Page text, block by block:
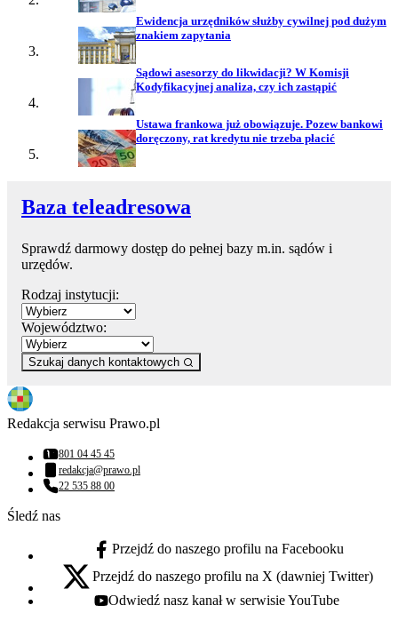
Ewidencja urzędników służby cywilnej pod dużym
znakiem zapytania
Sądowi asesorzy do likwidacji? W Komisji
Kodyfikacyjnej analiza, czy ich zastąpić
Ustawa frankowa już obowiązuje. Pozew bankowi
doręczony, rat kredytu nie trzeba płacić
Baza teleadresowa
Sprawdź darmowy dostęp do pełnej bazy m.in. sądów i
urzędów.
Rodzaj instytucji:
Województwo:
Szukaj danych kontaktowych
Redakcja serwisu Prawo.pl
Numer telefonu:
801 04 45 45
Adres email:
redakcja@prawo.pl
Numer telefonu:
22 535 88 00
Śledź nas
facebook - otwiera się w nowej karcie
Przejdź do naszego profilu na Facebooku
x - otwiera się w nowej karcie
Przejdź do naszego profilu na X (dawniej Twitter)
youtube - otwiera się w nowej karcie
Odwiedź nasz kanał w serwisie YouTube